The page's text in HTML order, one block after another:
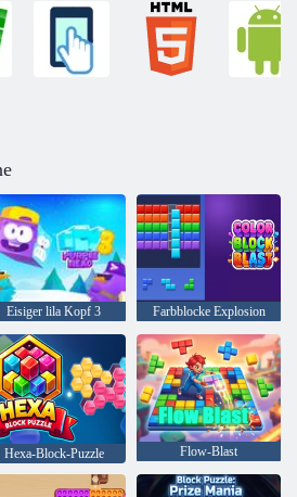
Eisiger lila Kopf 3 Farbblocke Explosion
Hexa-Block-Puzzle Flow-Blast